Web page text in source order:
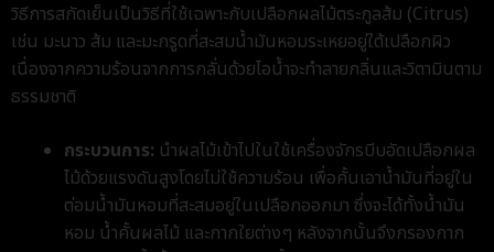
วิธีการสกัดเย็นเป็นวิธีที่ใช้เฉพาะกับเปลือกผลไม้ตระกูลส้ม (Citrus)
เช่น มะนาว ส้ม และมะกรูดที่สะสมน้ำมันหอมระเหยอยู่ใต้เปลือกผิว
เนื่องจากความร้อนจากการกลั่นด้วยไอน้ำจะทำลายกลิ่นและวิตามินตาม
ธรรมชาติ
กระบวนการ: นำผลไม้เข้าไปในใช้เครื่องจักรบีบอัดเปลือกผล
ไม้ด้วยแรงดันสูงโดยไม่ใช้ความร้อน เพื่อคั้นเอาน้ำมันที่อยู่ใน
ต่อมน้ำมันหอมที่สะสมอยู่ในเปลือกออกมา ซึ่งจะได้ทั้งน้ำมัน
หอม น้ำคั้นผลไม้ และกากใยต่างๆ หลังจากนั้นจึงกรองกาก